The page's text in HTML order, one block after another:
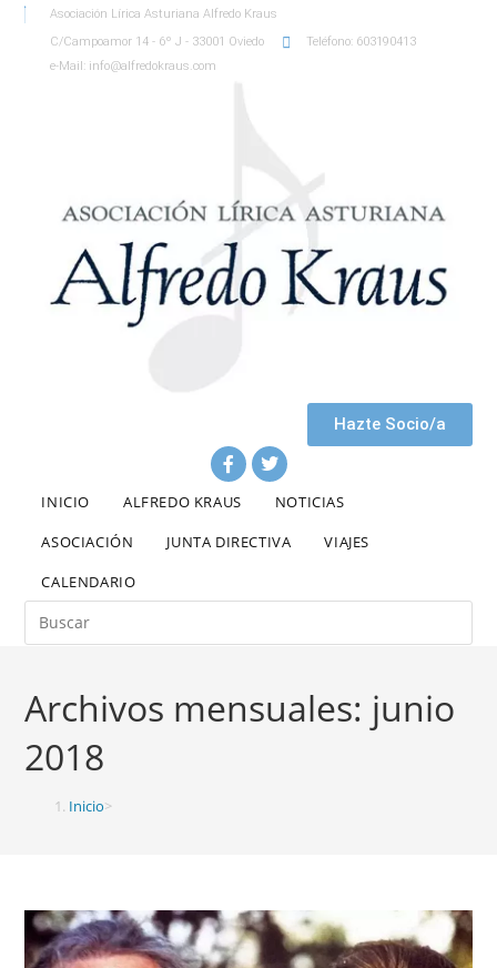
Asociación Lírica Asturiana Alfredo Kraus
C/Campoamor 14 - 6º J - 33001 Oviedo
Teléfono: 603190413
e-Mail: info@alfredokraus.com
Hazte Socio/a
INICIO ALFREDO KRAUS
NOTICIAS
ASOCIACIÓN
JUNTA DIRECTIVA
VIAJES
CALENDARIO
Archivos mensuales: junio
2018
Inicio>